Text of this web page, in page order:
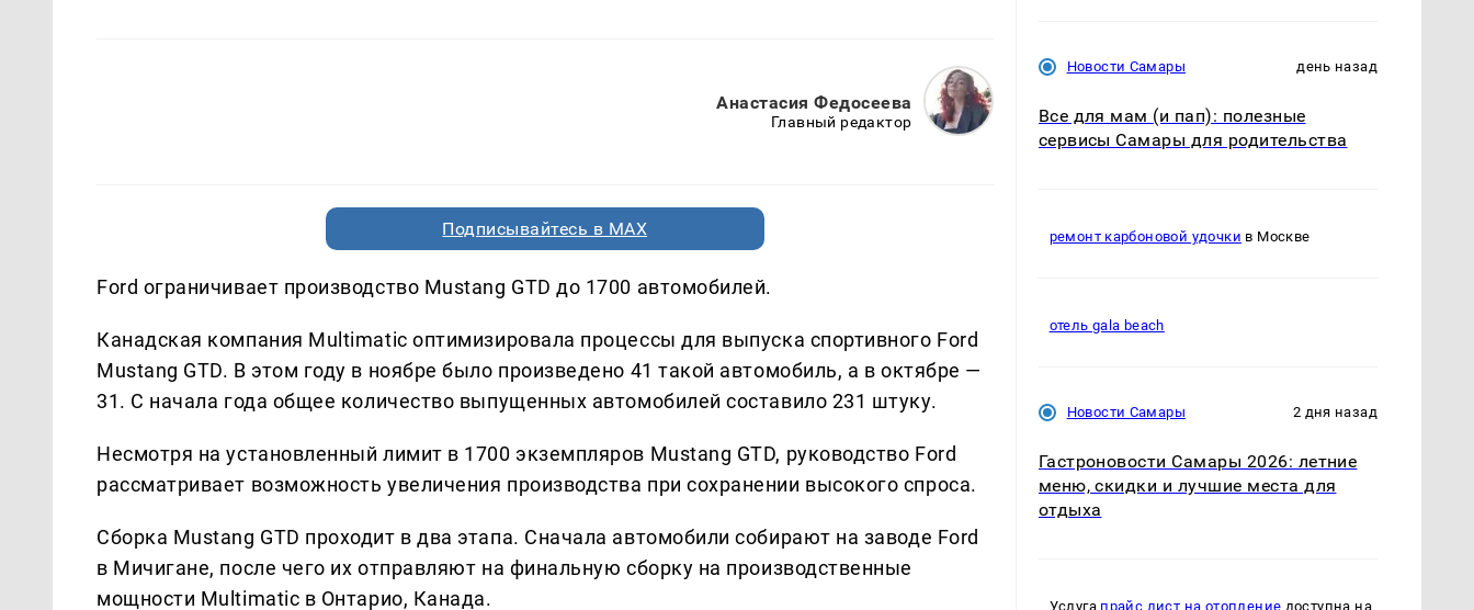
Анастасия Федосеева
Главный редактор
Подписывайтесь в MAX
Ford ограничивает производство Mustang GTD до 1700 автомобилей.
Канадская компания Multimatic оптимизировала процессы для выпуска спортивного Ford
Mustang GTD. В этом году в ноябре было произведено 41 такой автомобиль, а в октябре —
31. С начала года общее количество выпущенных автомобилей составило 231 штуку.
Несмотря на установленный лимит в 1700 экземпляров Mustang GTD, руководство Ford
рассматривает возможность увеличения производства при сохранении высокого спроса.
Сборка Mustang GTD проходит в два этапа. Сначала автомобили собирают на заводе Ford
в Мичигане, после чего их отправляют на финальную сборку на производственные
мощности Multimatic в Онтарио, Канада.
Новости Самары день назад
Все для мам (и пап): полезные
сервисы Самары для родительства
ремонт карбоновой удочки в Москве
отель gala beach
Новости Самары 2 дня назад
Гастроновости Самары 2026: летние
меню, скидки и лучшие места для
отдыха
Услуга прайс лист на отопление доступна на